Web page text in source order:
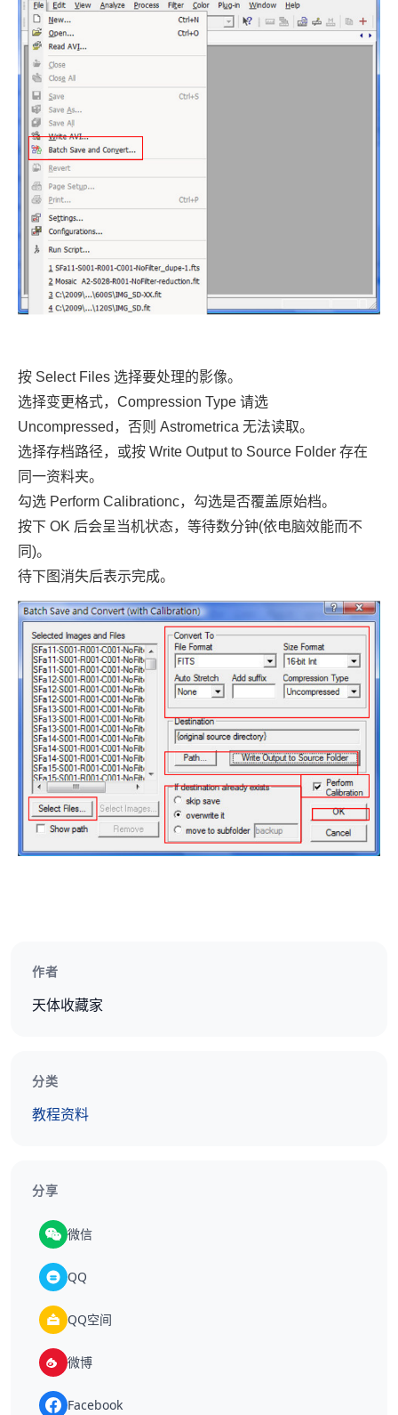
按 Select Files 选择要处理的影像。
选择变更格式，Compression Type 请选
Uncompressed，否则 Astrometrica 无法读取。
选择存档路径，或按 Write Output to Source Folder 存在
同一资料夹。
勾选 Perform Calibrationc，勾选是否覆盖原始档。
按下 OK 后会呈当机状态，等待数分钟(依电脑效能而不
同)。
待下图消失后表示完成。
作者
天体收藏家
分类
教程资料
分享
微信
QQ
QQ空间
微博
Facebook